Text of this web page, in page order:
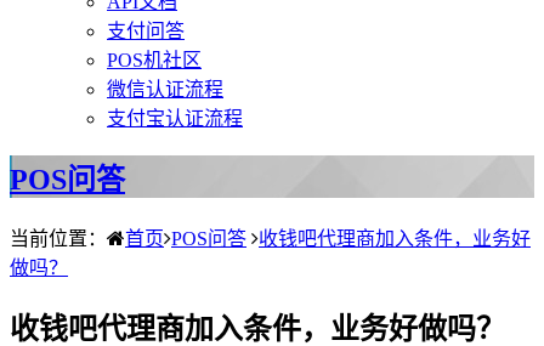
支付问答
POS机社区
微信认证流程
支付宝认证流程
POS问答
当前位置： 首页 POS问答
收钱吧代理商加入条件，业务好
做吗？
收钱吧代理商加入条件，业务好做吗？